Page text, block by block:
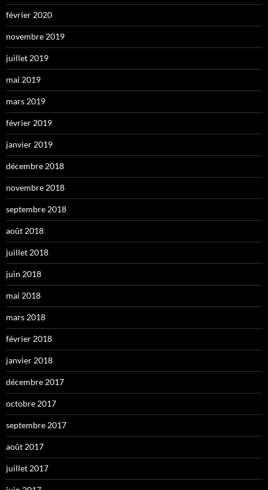
février 2020
novembre 2019
juillet 2019
mai 2019
mars 2019
février 2019
janvier 2019
décembre 2018
novembre 2018
septembre 2018
août 2018
juillet 2018
juin 2018
mai 2018
mars 2018
février 2018
janvier 2018
décembre 2017
octobre 2017
septembre 2017
août 2017
juillet 2017